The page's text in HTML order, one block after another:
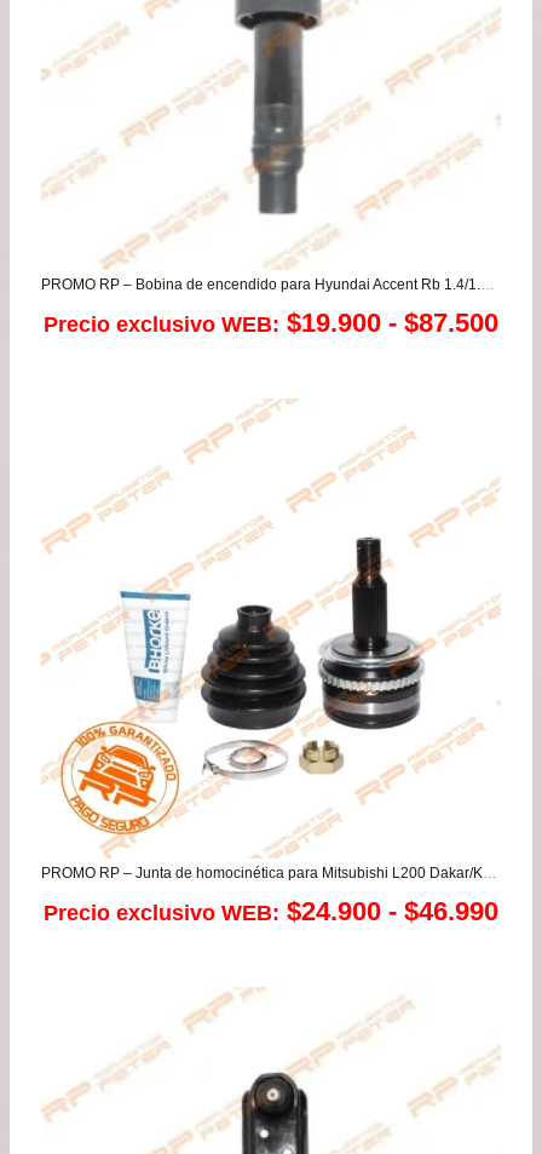
Precio exclusivo WEB: $19.900 - $87.500
Precio exclusivo WEB: $24.900 - $46.990